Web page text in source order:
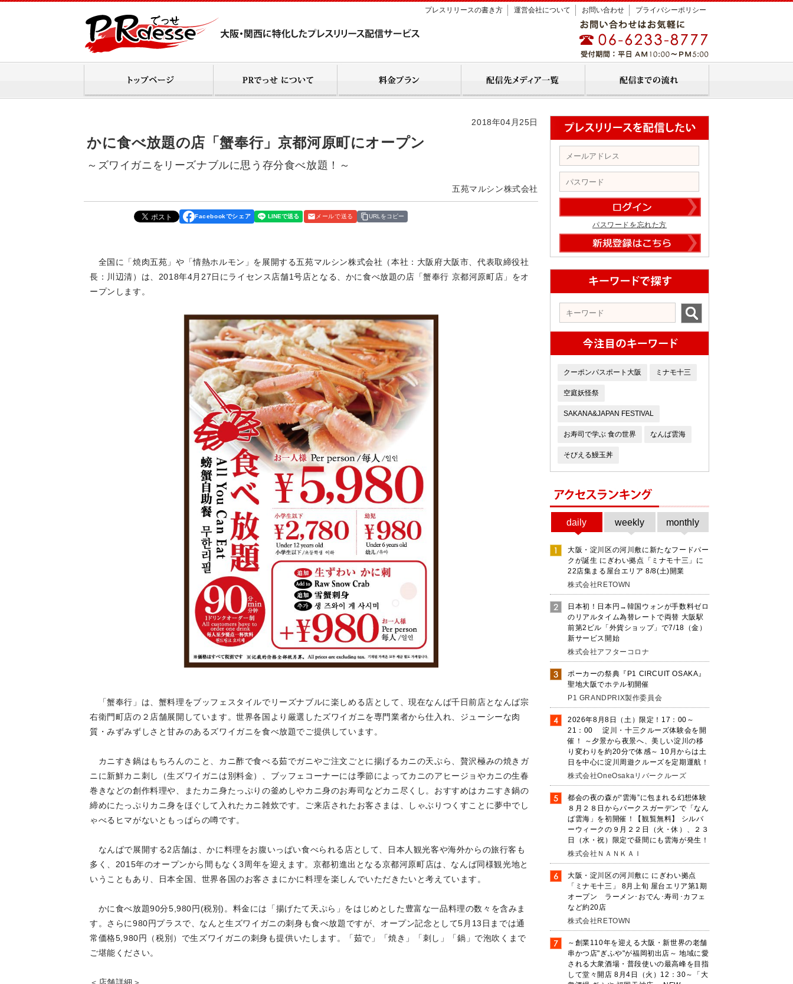
プレスリリースの書き方 運営会社について お問い合わせ プライバシーポリシー
2018年04月25日
かに食べ放題の店「蟹奉行」京都河原町にオープン
～ズワイガニをリーズナブルに思う存分食べ放題！～
五苑マルシン株式会社
Facebookでシェア メールで送る URLをコピー
全国に「焼肉五苑」や「情熱ホルモン」を展開する五苑マルシン株式会社（本社：大阪府大阪市、代表取締役社
長：川辺清）は、2018年4月27日にライセンス店舗1号店となる、かに食べ放題の店「蟹奉行 京都河原町店」をオ
ープンします。
「蟹奉行」は、蟹料理をブッフェスタイルでリーズナブルに楽しめる店として、現在なんば千日前店となんば宗
右衛門町店の２店舗展開しています。世界各国より厳選したズワイガニを専門業者から仕入れ、ジューシーな肉
質・みずみずしさと甘みのあるズワイガニを食べ放題でご提供しています。
カニすき鍋はもちろんのこと、カニ酢で食べる茹でガニやご注文ごとに揚げるカニの天ぷら、贅沢極みの焼きガ
ニに新鮮カニ刺し（生ズワイガニは別料金）、ブッフェコーナーには季節によってカニのアヒージョやカニの生春
巻きなどの創作料理や、またカニ身たっぷりの釜めしやカニ身のお寿司などカニ尽くし。おすすめはカニすき鍋の
締めにたっぷりカニ身をほぐして入れたカニ雑炊です。ご来店されたお客さまは、しゃぶりつくすことに夢中でし
ゃべるヒマがないともっぱらの噂です。
なんばで展開する2店舗は、かに料理をお腹いっぱい食べられる店として、日本人観光客や海外からの旅行客も
多く、2015年のオープンから間もなく3周年を迎えます。京都初進出となる京都河原町店は、なんば同様観光地と
いうこともあり、日本全国、世界各国のお客さまにかに料理を楽しんでいただきたいと考えています。
かに食べ放題90分5,980円(税別)。料金には「揚げたて天ぷら」をはじめとした豊富な一品料理の数々を含みま
す。さらに980円プラスで、なんと生ズワイガニの刺身も食べ放題ですが、オープン記念として5月13日までは通
常価格5,980円（税別）で生ズワイガニの刺身も提供いたします。「茹で」「焼き」「刺し」「鍋」で泡吹くまで
ご堪能ください。
パスワードを忘れた方
クーポンパスポート大阪 ミナモ十三
空庭妖怪祭
SAKANA&JAPAN FESTIVAL
お寿司で学ぶ 食の世界 なんば雲海
そびえる鰻玉丼
daily weekly monthly
大阪・淀川区の河川敷に新たなフードパー
クが誕生 にぎわい拠点「ミナモ十三」に
22店集まる屋台エリア 8/8(土)開業
株式会社RETOWN
日本初！日本円→韓国ウォンが手数料ゼロ
のリアルタイム為替レートで両替 大阪駅
前第2ビル「外貨ショップ」で7/18（金）
新サービス開始
株式会社アフターコロナ
ポーカーの祭典『P1 CIRCUIT OSAKA』
聖地大阪でホテル初開催
P1 GRANDPRIX製作委員会
2026年8月8日（土）限定！17：00～
21：00 淀川・十三クルーズ体験会を開
催！ ～夕景から夜景へ、美しい淀川の移
り変わりを約20分で体感～ 10月からは土
日を中心に淀川周遊クルーズを定期運航！
株式会社OneOsakaリバークルーズ
都会の夜の森が“雲海”に包まれる幻想体験
８月２８日からパークスガーデンで「なん
ば雲海」を初開催！【観覧無料】 シルバ
ーウィークの９月２２日（火・休）、２３
日（水・祝）限定で昼間にも雲海が発生！
株式会社ＮＡＮＫＡＩ
大阪・淀川区の河川敷に にぎわい拠点
「ミナモ十三」 8月上旬 屋台エリア第1期
オープン ラーメン･おでん･寿司･カフェ
など約20店
株式会社RETOWN
～創業110年を迎える大阪・新世界の老舗
串かつ店"ぎふや"が福岡初出店～ 地域に愛
される大衆酒場・普段使いの最高峰を目指
して堂々開店 8月4日（火）12：30～「大